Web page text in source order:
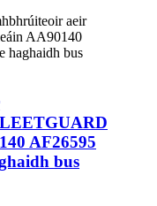
AF26595
bus